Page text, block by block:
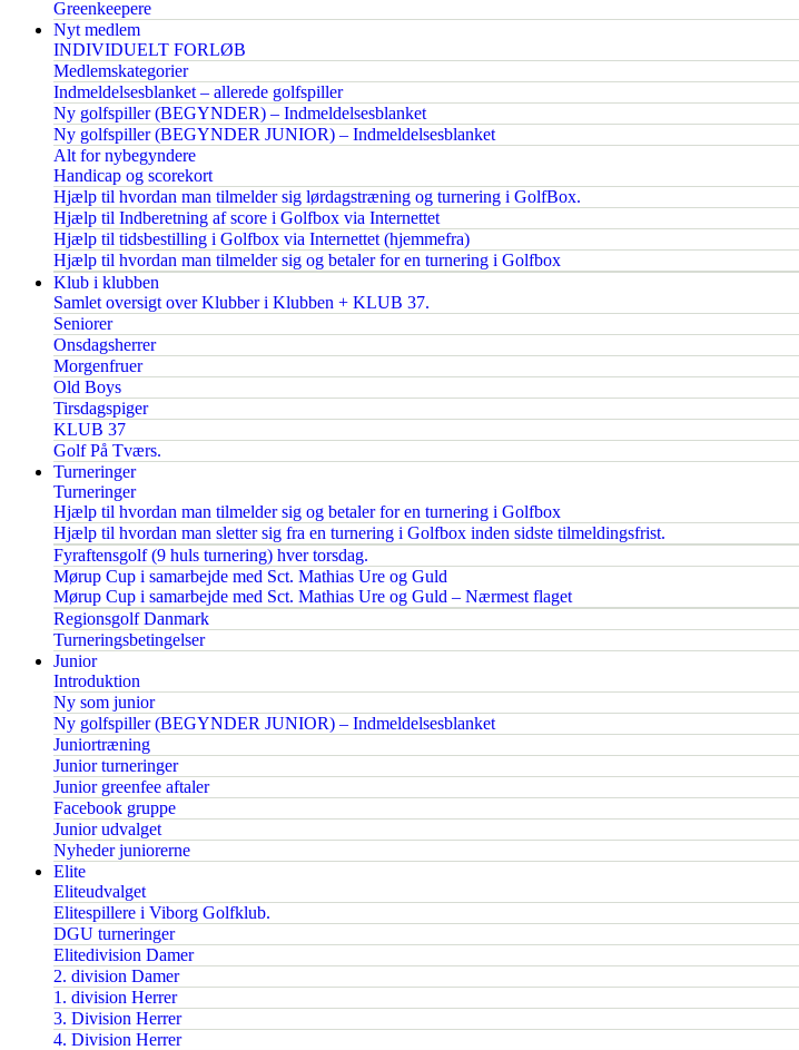
Greenkeepere
Nyt medlem
INDIVIDUELT FORLØB
Medlemskategorier
Indmeldelsesblanket – allerede golfspiller
Ny golfspiller (BEGYNDER) – Indmeldelsesblanket
Ny golfspiller (BEGYNDER JUNIOR) – Indmeldelsesblanket
Alt for nybegyndere
Handicap og scorekort
Hjælp til hvordan man tilmelder sig lørdagstræning og turnering i GolfBox.
Hjælp til Indberetning af score i Golfbox via Internettet
Hjælp til tidsbestilling i Golfbox via Internettet (hjemmefra)
Hjælp til hvordan man tilmelder sig og betaler for en turnering i Golfbox
Klub i klubben
Samlet oversigt over Klubber i Klubben + KLUB 37.
Seniorer
Onsdagsherrer
Morgenfruer
Old Boys
Tirsdagspiger
KLUB 37
Golf På Tværs.
Turneringer
Turneringer
Hjælp til hvordan man tilmelder sig og betaler for en turnering i Golfbox
Hjælp til hvordan man sletter sig fra en turnering i Golfbox inden sidste tilmeldingsfrist.
Fyraftensgolf (9 huls turnering) hver torsdag.
Mørup Cup i samarbejde med Sct. Mathias Ure og Guld
Mørup Cup i samarbejde med Sct. Mathias Ure og Guld – Nærmest flaget
Regionsgolf Danmark
Turneringsbetingelser
Junior
Introduktion
Ny som junior
Ny golfspiller (BEGYNDER JUNIOR) – Indmeldelsesblanket
Juniortræning
Junior turneringer
Junior greenfee aftaler
Facebook gruppe
Junior udvalget
Nyheder juniorerne
Elite
Eliteudvalget
Elitespillere i Viborg Golfklub.
DGU turneringer
Elitedivision Damer
2. division Damer
1. division Herrer
3. Division Herrer
4. Division Herrer